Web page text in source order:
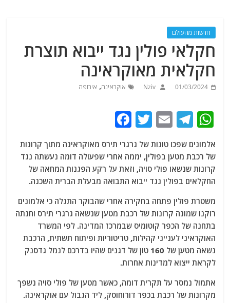
חדשות מהעולם
חקלאי פולין נגד ייבוא תוצרת
חקלאית מאוקראינה
01/03/2024
Nziv אוקראינה, אירופה
W
at
s
A
p
p
T
e
g
ra
m
E
m
ai
l
T
itt
er
c
e
b
o
o
k
אלמונים שפכו טונות של גרגרי תירס מאוקראינה מתוך קרונות
של רכבת מטען בפולין, יממה אחרי שפעולה דומה נעשתה נגד
קרונות שנשאו פולי סויה, וזאת על רקע הפגנות המחאה של
החקלאים בפולין נגד ייבוא התבואה מבעלת הברית השכנה.
משטרת פולין פתחה בחקירה אחרי שהבוקר התגלה כי אלמונים
רוקנו שמונה קרונות של רכבת מטען שנשאה גרגרי תירס וחנתה
בתחנה של הכפר קוטומיס שבמרכז המדינה. לפי המשרד
האוקראיני לענייני קהילות, טריטוריות ופיתוח תשתית, הרכבת
נשאה מטען של 160 טון של דגנים שהיו בדרכם לנמל גדסנק
לקראת ייצוא למדינות אחרות.
אתמול נמסר על תקרית דומה, כאשר מטען של פולי סויה נשפך
מקרונות של רכבת בכפר דורוחוסק, ליד הגבול עם אוקראינה.